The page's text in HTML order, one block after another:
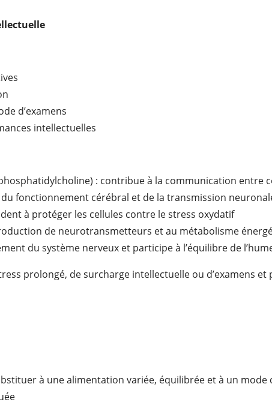
d’examens
intellectuelles
: contribue à la communication entre
fonctionnement cérébral et de la transmission
à protéger les cellules contre le stress oxydatif
de neurotransmetteurs et au métabolisme
du système nerveux et participe à l’équilibre de
prolongé, de surcharge intellectuelle ou d’examens et
à une alimentation variée, équilibrée et à un mode